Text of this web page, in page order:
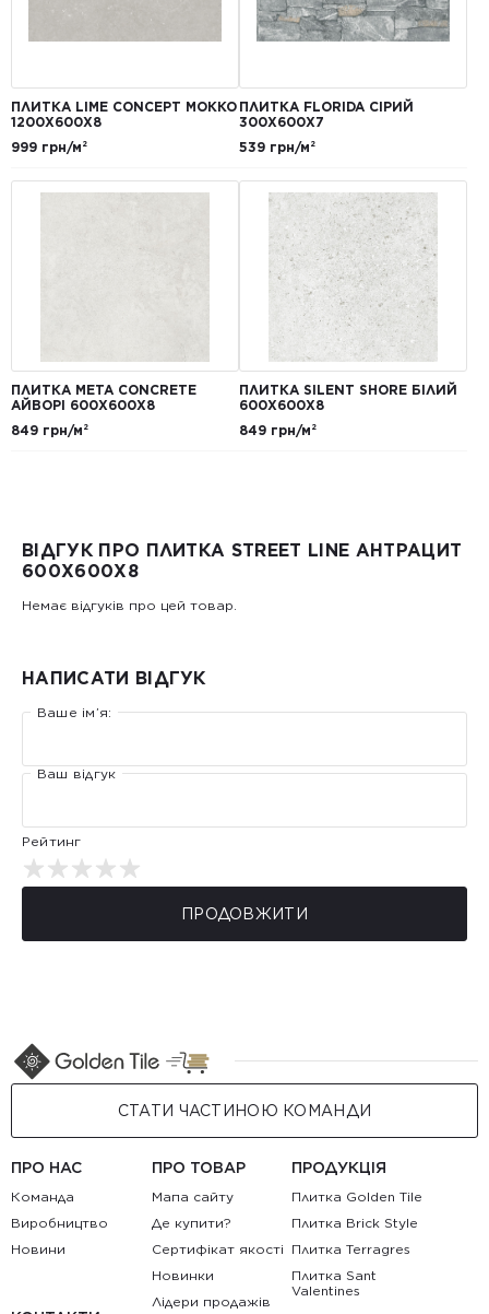
ПЛИТКА LIME CONCEPT МОККО
1200Х600Х8
999 грн/м²
ПЛИТКА FLORIDA СІРИЙ
300Х600Х7
539 грн/м²
ПЛИТКА META CONCRETE
АЙВОРІ 600Х600Х8
849 грн/м²
ПЛИТКА SILENT SHORE БІЛИЙ
600Х600Х8
849 грн/м²
ВІДГУК ПРО ПЛИТКА STREET LINE АНТРАЦИТ
600X600X8
Немає відгуків про цей товар.
НАПИСАТИ ВІДГУК
Ваше ім’я:
Ваш відгук
Рейтинг
ПРОДОВЖИТИ
СТАТИ ЧАСТИНОЮ КОМАНДИ
ПРО НАС
Команда
Виробництво
Новини
ПРО ТОВАР
Мапа сайту
Де купити?
Сертифікат якості
Новинки
Лідери продажів
ПРОДУКЦІЯ
Плитка Golden Tile
Плитка Brick Style
Плитка Terragres
Плитка Sant
Valentines